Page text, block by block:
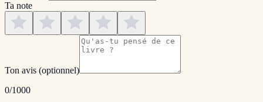
Ta note
Ton avis (optionnel)
0/1000